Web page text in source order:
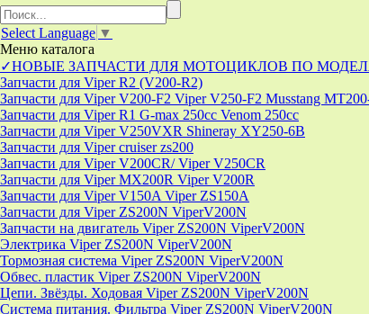
Select Language ▼
Меню каталога
✓НОВЫЕ ЗАПЧАСТИ ДЛЯ МОТОЦИКЛОВ ПО
Запчасти для Viper R2 (V200-R2)
Запчасти для Viper V200-F2 Viper V250-F2 Musstang
Запчасти для Viper R1 G-max 250cc Venom 250cc
Запчасти для Viper V250VXR Shineray XY250-6B
Запчасти для Viper cruiser zs200
Запчасти для Viper V200CR/ Viper V250CR
Запчасти для Viper MX200R Viper V200R
Запчасти для Viper V150A Viper ZS150A
Запчасти для Viper ZS200N ViperV200N
Запчасти на двигатель Viper ZS200N ViperV200N
Электрика Viper ZS200N ViperV200N
Тормозная система Viper ZS200N ViperV200N
Обвес. пластик Viper ZS200N ViperV200N
Цепи. Звёзды. Ходовая Viper ZS200N ViperV200N
Система питания. Фильтра Viper ZS200N ViperV200N